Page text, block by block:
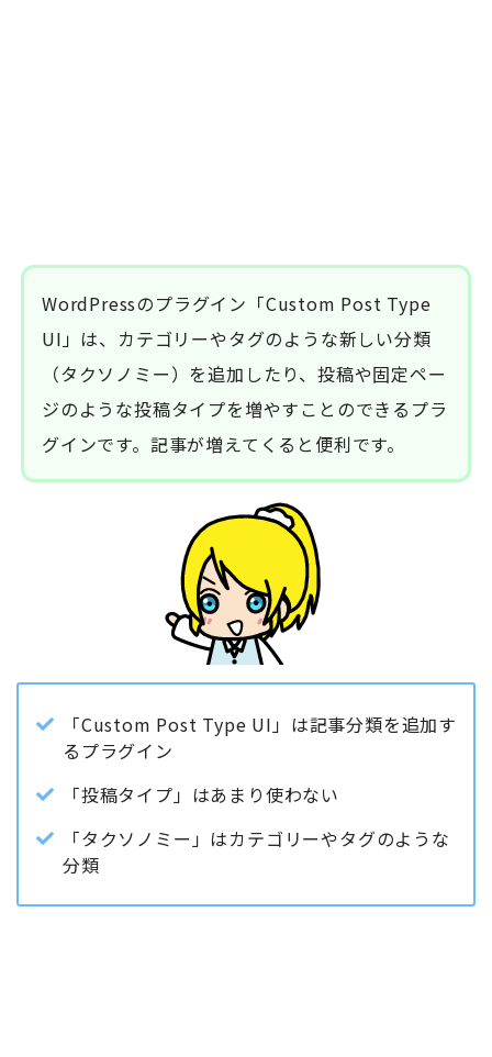
WordPressのプラグイン「Custom Post Type
UI」は、カテゴリーやタグのような新しい分類
（タクソノミー）を追加したり、投稿や固定ペー
ジのような投稿タイプを増やすことのできるプラ
グインです。記事が増えてくると便利です。
「Custom Post Type UI」は記事分類を追加す
るプラグイン
「投稿タイプ」はあまり使わない
「タクソノミー」はカテゴリーやタグのような
分類